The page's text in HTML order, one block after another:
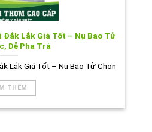
Đắk Lắk Giá Tốt – Nụ Bao Tử
Dễ Pha Trà
Lắk Giá Tốt – Nụ Bao Tử Chọn
THÊM